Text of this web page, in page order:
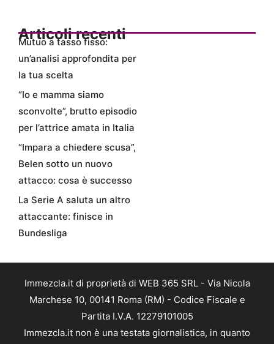
Articoli recenti
Mutuo a tasso fisso:
un’analisi approfondita per
la tua scelta
“Io e mamma siamo
sconvolte”, brutto episodio
per l’attrice amata in Italia
“Impara a chiedere scusa”,
Belen sotto un nuovo
attacco: cosa è successo
La Serie A saluta un altro
attaccante: finisce in
Bundesliga
Immezcla.it di proprietà di WEB 365 SRL - Via Nicola
Marchese 10, 00141 Roma (RM) - Codice Fiscale e
Partita I.V.A. 12279101005
Immezcla.it non è una testata giornalistica, in quanto